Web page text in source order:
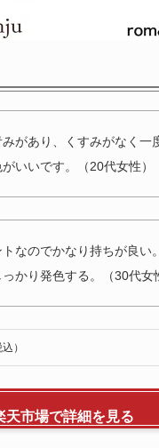
があり、くすみがなく一
いいです。（20代女性）
トなのでかなり持ちが良い
っかり発色する。（30代女
）
天市場で詳細を見る